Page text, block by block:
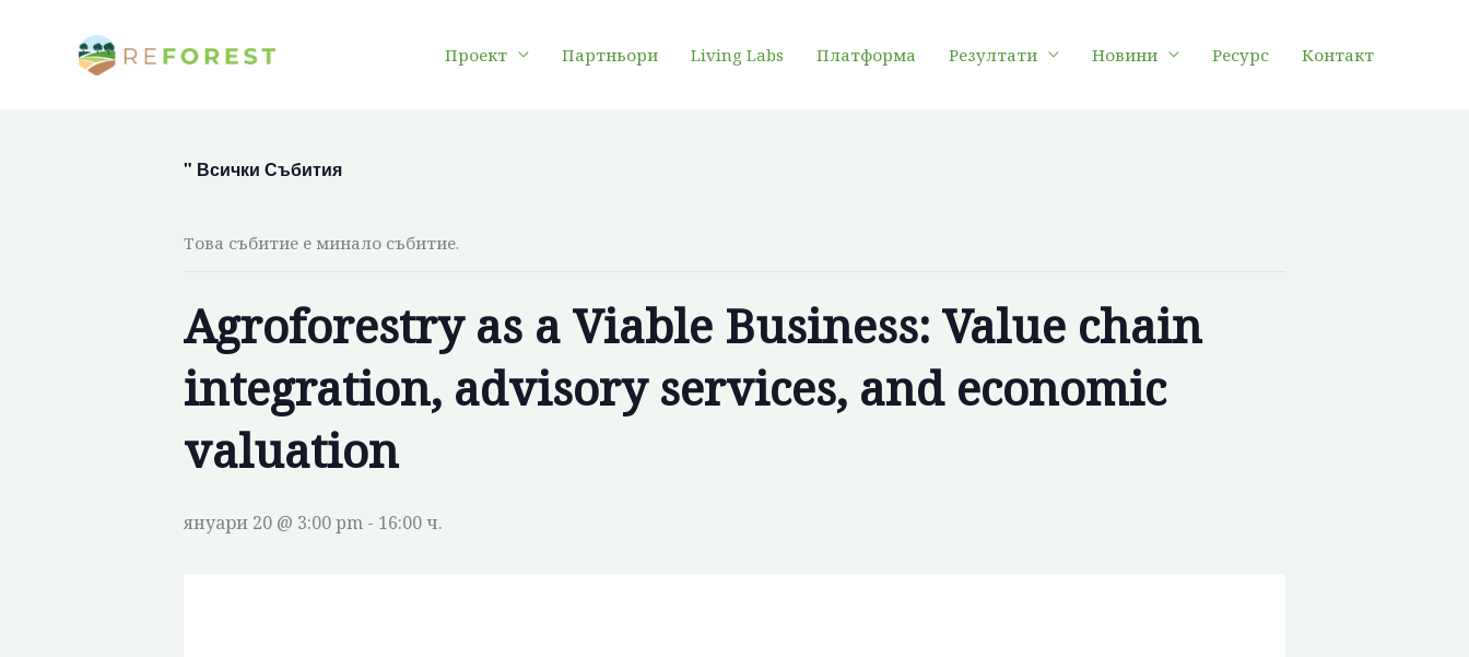
съдържанието
Проект Партньори Living Labs Платформа Резултати Новини Ресурс Контакт
" Всички Събития
Това събитие е минало събитие.
Agroforestry as a Viable Business: Value chain
integration, advisory services, and economic
valuation
януари 20 @ 3:00 pm - 16:00 ч.